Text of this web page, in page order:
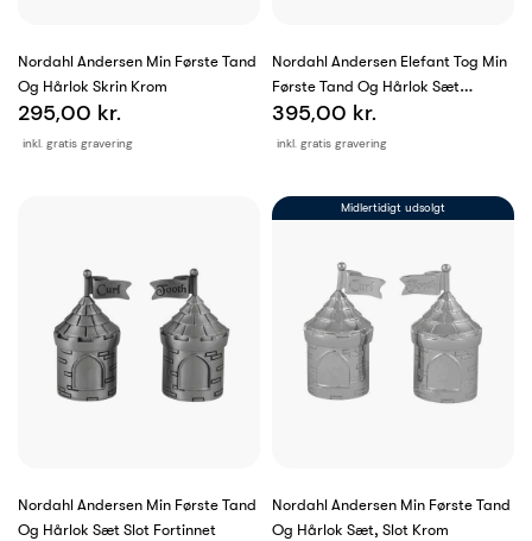
Nordahl Andersen Min Første Tand
Og Hårlok Skrin Krom
inkl. gratis gravering
295,00 kr.
Nordahl Andersen Elefant Tog Min
Første Tand Og Hårlok Sæt
Fortinnet
inkl. gratis gravering
395,00 kr.
Nordahl Andersen Min Første Tand
Og Hårlok Sæt Slot Fortinnet
Nordahl Andersen Min Første Tand
Og Hårlok Sæt, Slot Krom
Midlertidigt udsolgt